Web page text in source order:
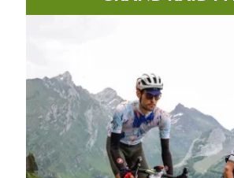
MÁS INFORMACIÓN